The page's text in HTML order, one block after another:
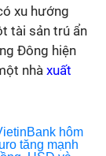
xu hướng
tài sản trú ẩn
Đông hiện
nhà xuất